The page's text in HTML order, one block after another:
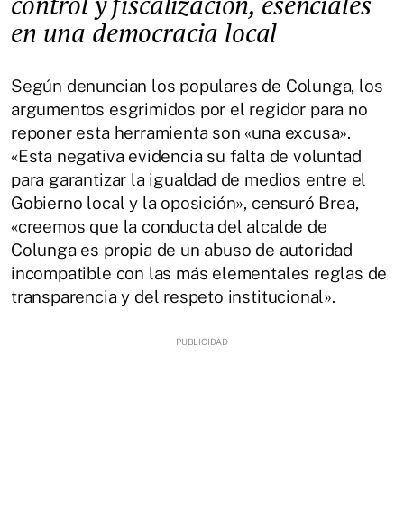
en una democracia local
Según denuncian los populares de Colunga, los
argumentos esgrimidos por el regidor para no
reponer esta herramienta son «una excusa».
«Esta negativa evidencia su falta de voluntad
para garantizar la igualdad de medios entre el
Gobierno local y la oposición», censuró Brea,
«creemos que la conducta del alcalde de
Colunga es propia de un abuso de autoridad
incompatible con las más elementales reglas de
transparencia y del respeto institucional».